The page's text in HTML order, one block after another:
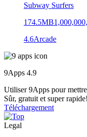
Subway Surfers
174.5MB
4.6Arcade
9Apps 4.9
Utiliser 9Apps pour
Sûr, gratuit et super rapide!
Téléchargement
Legal